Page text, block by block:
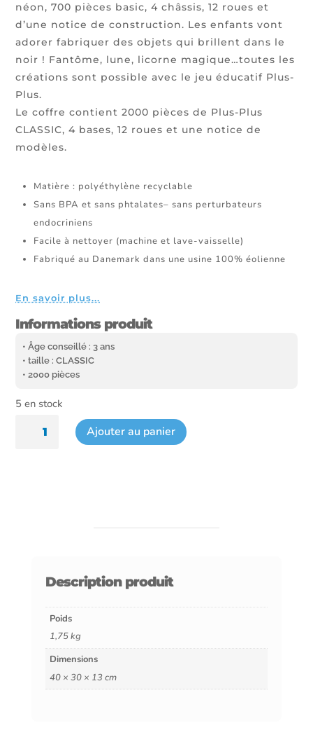
néon, 700 pièces basic, 4 châssis, 12 roues et
d’une notice de construction. Les enfants vont
adorer fabriquer des objets qui brillent dans le
noir ! Fantôme, lune, licorne magique…toutes les
créations sont possible avec le jeu éducatif Plus-
Plus.
Le coffre contient 2000 pièces de Plus-Plus
CLASSIC, 4 bases, 12 roues et une notice de
modèles.
Matière : polyéthylène recyclable
Sans BPA et sans phtalates– sans perturbateurs
endocriniens
Facile à nettoyer (machine et lave-vaisselle)
Fabriqué au Danemark dans une usine 100% éolienne
En savoir plus...
Informations produit
• Âge conseillé : 3 ans
• taille : CLASSIC
• 2000 pièces
5 en stock
quantité
Ajouter au panier
Description produit
Poids
1,75 kg
Dimensions
40 × 30 × 13 cm